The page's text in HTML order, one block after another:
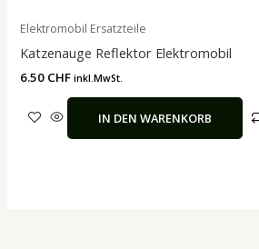
Elektromobil Ersatzteile
Katzenauge Reflektor Elektromobil
6.50 CHF inkl.MwSt.
IN DEN WARENKORB